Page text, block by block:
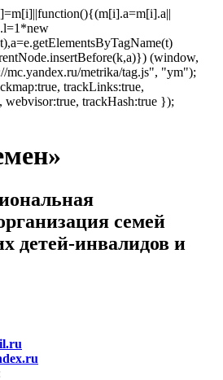
(window,
mc.yandex.ru/metrika/tag.js", "ym");
trackLinks:true,
webvisor:true, trackHash:true });
семей
детей-инвалидов и